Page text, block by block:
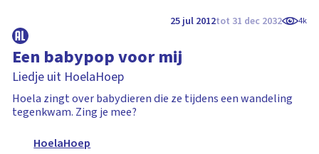
25 jul 2012tot 31 dec 2032 4k
Een babypop voor mij
Liedje uit HoelaHoep
Hoela zingt over babydieren die ze tijdens een wandeling
tegenkwam. Zing je mee?
HoelaHoep